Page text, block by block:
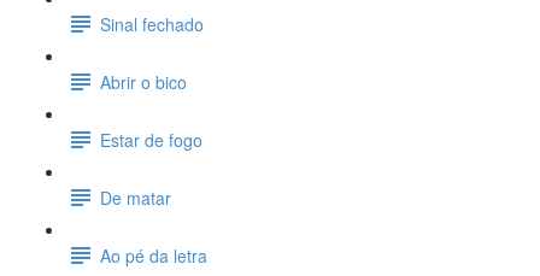
Sinal fechado
Abrir o bico
Estar de fogo
De matar
Ao pé da letra